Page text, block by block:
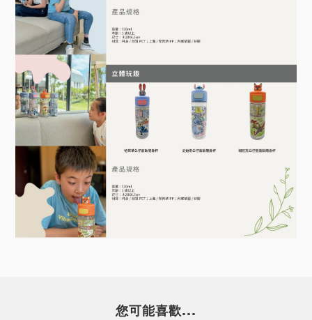
您可能喜歡...